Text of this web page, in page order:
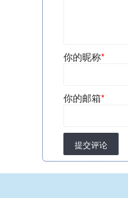
你的昵称*
你的邮箱*
提交评论